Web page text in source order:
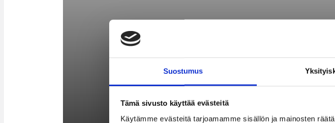
Suostumus
Tämä sivusto käyttää evästeitä
Käytämme evästeitä tarjoamamme sisällön ja mainosten